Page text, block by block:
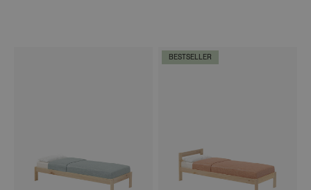
BESTSELLER